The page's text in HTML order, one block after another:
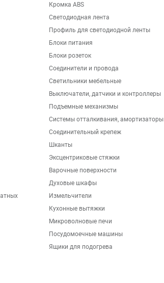
Кромка ABS
Светодиодная лента
Профиль для светодиодной ленты
Блоки питания
Блоки розеток
Соединители и провода
Светильники мебельные
Выключатели, датчики и контроллеры
Подъемные механизмы
Системы отталкивания, амортизаторы
Соединительный крепеж
Шканты
Эксцентриковые стяжки
Варочные поверхности
Духовые шкафы
Измельчители
Кухонные вытяжки
Микроволновые печи
Посудомоечные машины
Ящики для подогрева